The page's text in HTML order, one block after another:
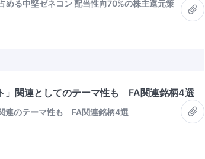
める中堅ゼネコン 配当性向70%の株主還元策
」関連としてのテーマ性も FA関連銘柄4選
連のテーマ性も FA関連銘柄4選